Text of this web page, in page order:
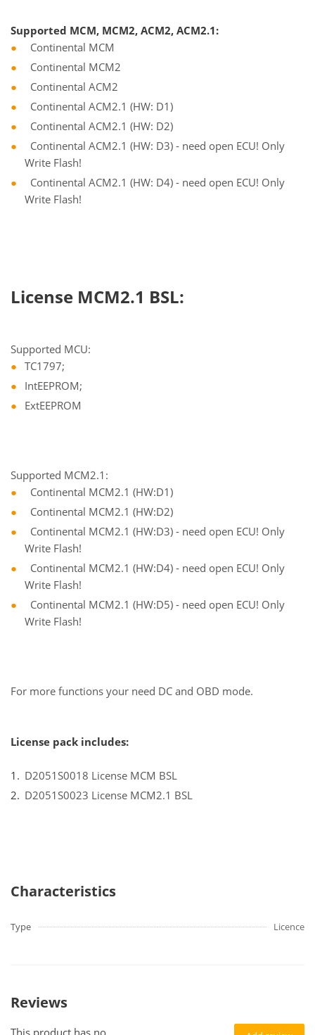
Supported MCM, MCM2, ACM2, ACM2.1:
Continental MCM
Continental MCM2
Continental ACM2
Continental ACM2.1 (HW: D1)
Continental ACM2.1 (HW: D2)
Continental ACM2.1 (HW: D3) - need open ECU! Only
Write Flash!
Continental ACM2.1 (HW: D4) - need open ECU! Only
Write Flash!
License MCM2.1 BSL:
Supported MCU:
TC1797;
IntEEPROM;
ExtEEPROM
Supported MCM2.1:
Continental MCM2.1 (HW:D1)
Continental MCM2.1 (HW:D2)
Continental MCM2.1 (HW:D3) - need open ECU! Only
Write Flash!
Continental MCM2.1 (HW:D4) - need open ECU! Only
Write Flash!
Continental MCM2.1 (HW:D5) - need open ECU! Only
Write Flash!
For more functions your need DC and OBD mode.
License pack includes:
D2051S0018 License MCM BSL
D2051S0023 License MCM2.1 BSL
Characteristics
Type Licence
Reviews
This product has no